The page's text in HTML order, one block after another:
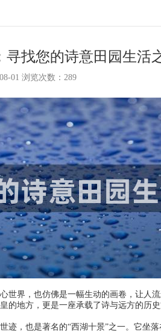
找您的诗意田园生活
01 浏览次数： 289
界，也仿佛是一幅生动的画卷，让人流
地方，更是一座承载了诗与远方的历
，也是著名的“西湖十景”之一。它坐